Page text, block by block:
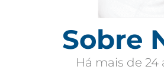
Sobre
Há mais de 24